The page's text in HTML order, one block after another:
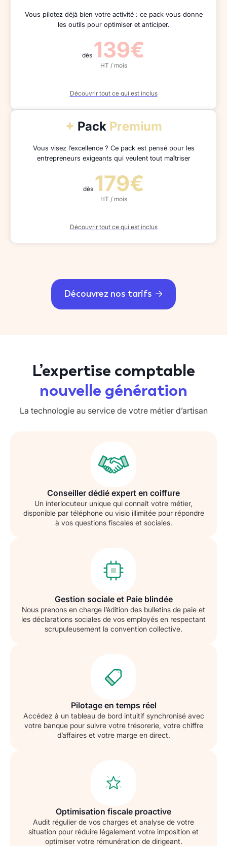
Vous pilotez déjà bien votre activité : ce pack vous donne
les outils pour optimiser et anticiper.
dès 139€
HT / mois
Découvrir tout ce qui est inclus
Pack Premium
Vous visez l’excellence ? Ce pack est pensé pour les
entrepreneurs exigeants qui veulent tout maîtriser
dès 179€
HT / mois
Découvrir tout ce qui est inclus
Découvrez nos tarifs
L’expertise comptable
nouvelle génération
La technologie au service de votre métier d’artisan
Conseiller dédié expert en coiffure
Un interlocuteur unique qui connaît votre métier,
disponible par téléphone ou visio illimitée pour répondre
à vos questions fiscales et sociales.
Gestion sociale et Paie blindée
Nous prenons en charge l’édition des bulletins de paie et
les déclarations sociales de vos employés en respectant
scrupuleusement la convention collective.
Pilotage en temps réel
Accédez à un tableau de bord intuitif synchronisé avec
votre banque pour suivre votre trésorerie, votre chiffre
d’affaires et votre marge en direct.
Optimisation fiscale proactive
Audit régulier de vos charges et analyse de votre
situation pour réduire légalement votre imposition et
optimiser votre rémunération de dirigeant.